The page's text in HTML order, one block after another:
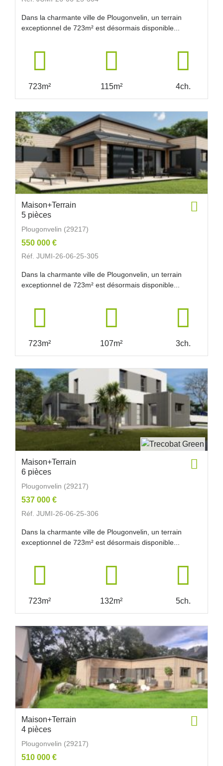
Dans la charmante ville de Plougonvelin, un terrain
exceptionnel de 723m² est désormais disponible...
723m² 115m² 4ch.
Maison+Terrain
5 pièces
Plougonvelin (29217)
550 000 €
Réf. JUMI-26-06-25-305
Dans la charmante ville de Plougonvelin, un terrain
exceptionnel de 723m² est désormais disponible...
723m² 107m² 3ch.
Maison+Terrain
6 pièces
Plougonvelin (29217)
537 000 €
Réf. JUMI-26-06-25-306
Dans la charmante ville de Plougonvelin, un terrain
exceptionnel de 723m² est désormais disponible...
723m² 132m² 5ch.
Maison+Terrain
4 pièces
Plougonvelin (29217)
510 000 €